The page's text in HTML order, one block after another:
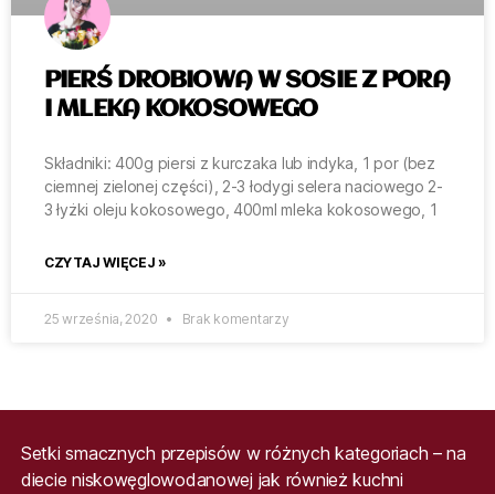
PIERŚ DROBIOWA W SOSIE Z PORA
I MLEKA KOKOSOWEGO
Składniki: 400g piersi z kurczaka lub indyka, 1 por (bez
ciemnej zielonej części), 2-3 łodygi selera naciowego 2-
3 łyżki oleju kokosowego, 400ml mleka kokosowego, 1
CZYTAJ WIĘCEJ »
25 września, 2020 Brak komentarzy
Setki smacznych przepisów w różnych kategoriach – na
diecie niskowęglowodanowej jak również kuchni